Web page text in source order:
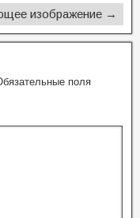
изображение →
поля